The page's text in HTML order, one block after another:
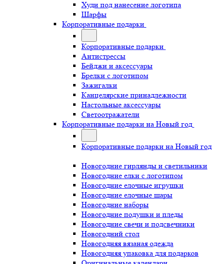
Худи под нанесение логотипа
Шарфы
Корпоративные подарки
Корпоративные подарки
Антистрессы
Бейджи и аксессуары
Брелки с логотипом
Зажигалки
Канцелярские принадлежности
Настольные аксессуары
Светоотражатели
Корпоративные подарки на Новый год
Корпоративные подарки на Новый год
Новогодние гирлянды и светильники
Новогодние елки с логотипом
Новогодние елочные игрушки
Новогодние елочные шары
Новогодние наборы
Новогодние подушки и пледы
Новогодние свечи и подсвечники
Новогодний стол
Новогодняя вязаная одежда
Новогодняя упаковка для подарков